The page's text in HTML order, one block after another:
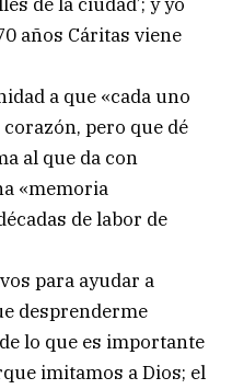
años Cáritas viene
a que «cada uno
pero que dé
al que da con
«memoria
de labor de
para ayudar a
desprenderme
lo que es importante
imitamos a Dios; el